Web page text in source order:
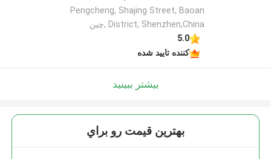
Pengcheng, Shajing Street, Baoan
District, Shenzhen,China ,چین
5.0
کننده تایید شده
بیشتر ببینید
بهترين قيمت رو براي